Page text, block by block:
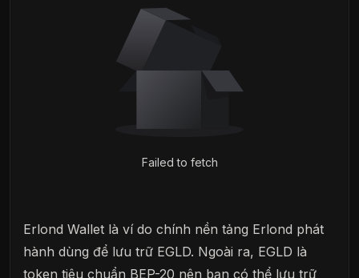
Failed to fetch
Erlond Wallet là ví do chính nền tảng Erlond phát
hành dùng để lưu trữ EGLD. Ngoài ra, EGLD là
token tiêu chuẩn BEP-20 nên bạn có thể lưu trữ